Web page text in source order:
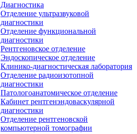
Диагностика
Отделение ультразвуковой
диагностики
Отделение функциональной
диагностики
Рентгеновское отделение
Эндоскопическое отделение
Клинико-диагностическая лаборатория
Отделение радиоизотопной
диагностики
Патологоанатомическое отделение
Кабинет рентгенэндоваскулярной
диагностики
Отделение рентгеновской
компьютерной томографии